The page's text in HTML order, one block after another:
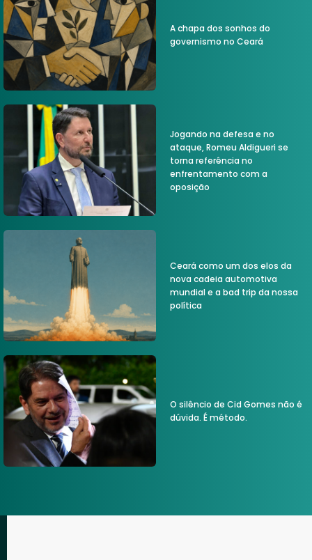
A chapa dos sonhos do
governismo no Ceará
Jogando na defesa e no
ataque, Romeu Aldigueri se
torna referência no
enfrentamento com a
oposição
Ceará como um dos elos da
nova cadeia automotiva
mundial e a bad trip da nossa
política
O silêncio de Cid Gomes não é
dúvida. É método.